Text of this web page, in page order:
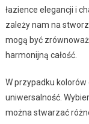
łazience elegancji i
zależy nam na
mogą być
harmonijną całość.
W przypadku
uniwersalność.
można stwarzać